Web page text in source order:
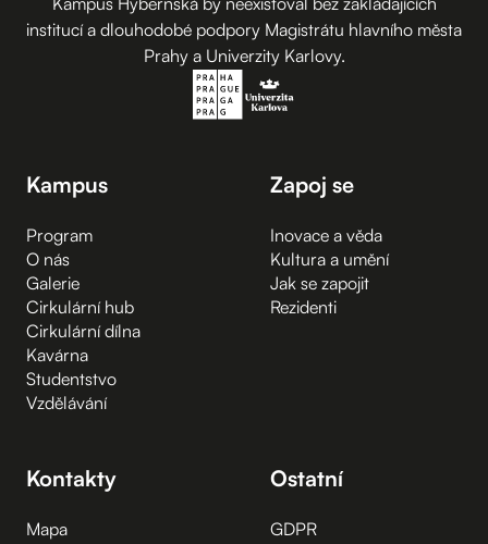
institucí a dlouhodobé podpory Magistrátu hlavního města
Prahy a Univerzity Karlovy.
Kampus
Program
O nás
Galerie
Cirkulární hub
Cirkulární dílna
Kavárna
Studentstvo
Vzdělávání
Zapoj se
Inovace a věda
Kultura a umění
Jak se zapojit
Rezidenti
Kontakty
Mapa
Ostatní
GDPR